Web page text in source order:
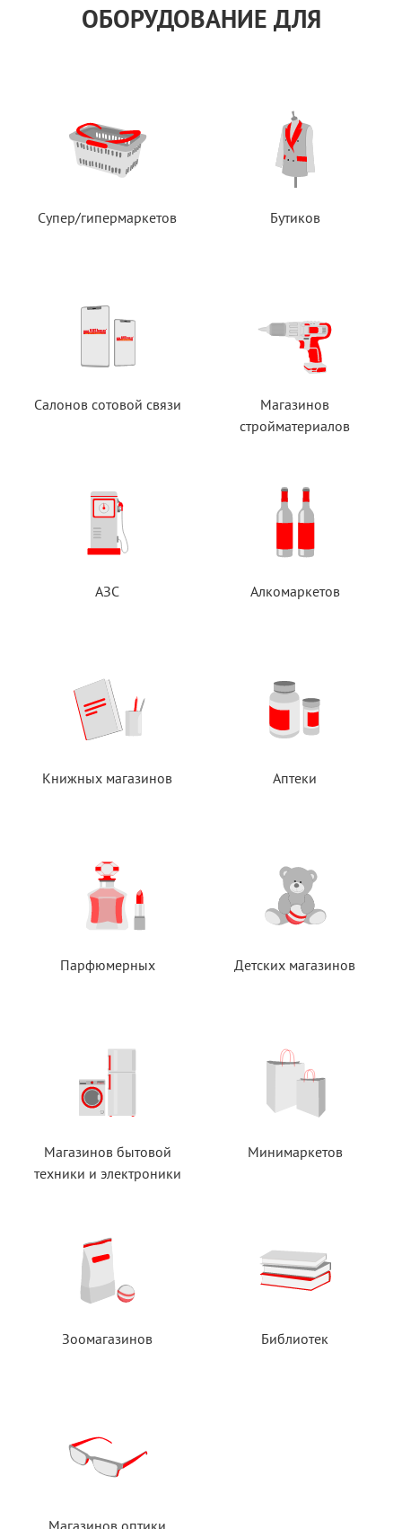
ОБОРУДОВАНИЕ ДЛЯ
Супер/гипермаркетов Бутиков
Салонов сотовой связи
Магазинов
стройматериалов
АЗС Алкомаркетов
Книжных магазинов Аптеки
Парфюмерных Детских магазинов
Магазинов бытовой
техники и электроники
Минимаркетов
Зоомагазинов Библиотек
Магазинов оптики